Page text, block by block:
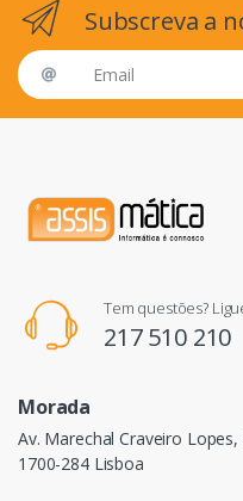
Subscreva a
Email address
Tem questões?
217 510 210
Morada
Av. Marechal Craveiro Lopes,
1700-284 Lisboa